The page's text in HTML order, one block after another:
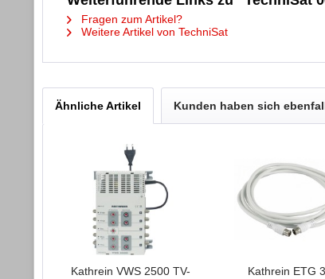
Fragen zum Artikel?
Weitere Artikel von TechniSat
Ähnliche Artikel Kunden haben sich
Kathrein VWS 2500 TV-
Kathrein ETG